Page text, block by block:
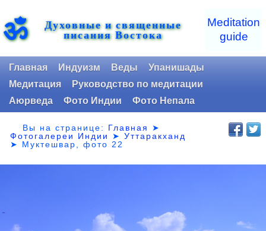
ॐ Духовные и священные
писания Востока
Meditation
guide
Главная Индуизм Веды
Упанишады
Медитация
Руководство по медитации
Аюрведа
Фото Индии Фото Непала
Вы на странице: Главная
➤
Фотогалереи Индии
➤Уттаракханд
➤ Муктешвар, фото 22